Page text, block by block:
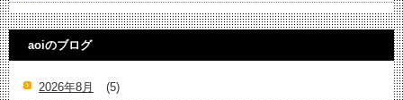
aoiのブログ
2026年8月
(5)